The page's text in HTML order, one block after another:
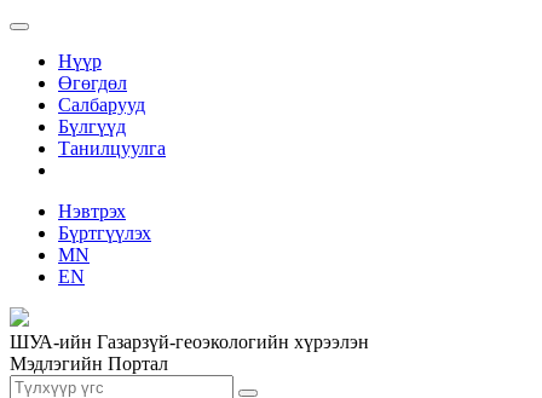
Нүүр
Өгөгдөл
Салбарууд
Бүлгүүд
Танилцуулга
Нэвтрэх
Бүртгүүлэх
MN
EN
ШУА-ийн Газарзүй-геоэкологийн хүрээлэн
Мэдлэгийн Портал